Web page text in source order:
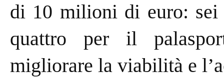
di 10 milioni di euro:
quattro per il
migliorare la viabilità e